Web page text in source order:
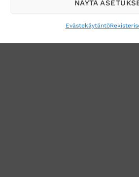
NÄYTÄ
Evästekäytäntö